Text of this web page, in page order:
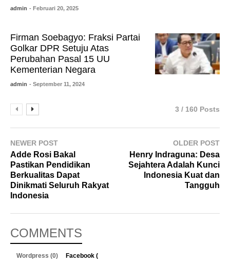
admin - Februari 20, 2025
Firman Soebagyo: Fraksi Partai
Golkar DPR Setuju Atas
Perubahan Pasal 15 UU
Kementerian Negara
admin - September 11, 2024
3 / 160 Posts
NEWER POST
Adde Rosi Bakal
Pastikan Pendidikan
Berkualitas Dapat
Dinikmati Seluruh Rakyat
Indonesia
OLDER POST
Henry Indraguna: Desa
Sejahtera Adalah Kunci
Indonesia Kuat dan
Tangguh
COMMENTS
Wordpress (0) Facebook (